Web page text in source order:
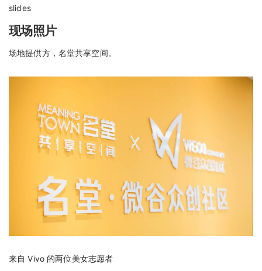
slides
现场照片
场地提供方，名堂共享空间。
来自 Vivo 的两位美女志愿者